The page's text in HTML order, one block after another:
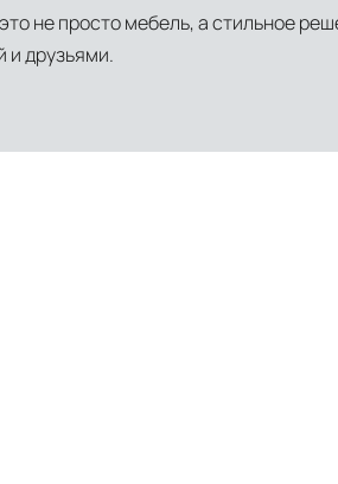
не просто мебель, а стильное
и друзьями.